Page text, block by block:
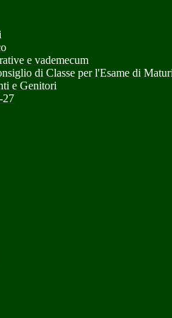
e vademecum
di Classe per l'Esame di
e Genitori
27